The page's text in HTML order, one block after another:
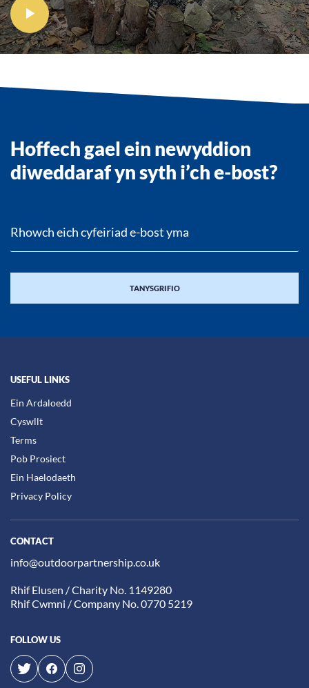
Hoffech gael ein newyddion
diweddaraf yn syth i’ch e-bost?
USEFUL LINKS
Ein Ardaloedd
Cyswllt
Terms
Pob Prosiect
Ein Haelodaeth
Privacy Policy
CONTACT
info@outdoorpartnership.co.uk
Rhif Elusen / Charity No. 1149280
Rhif Cwmni / Company No. 0770 5219
FOLLOW US